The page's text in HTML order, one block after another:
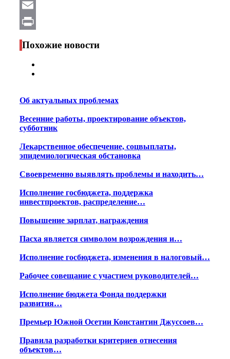
WhatsApp
Email
Print
Похожие новости
Об актуальных проблемах
Весенние работы, проектирование объектов,
субботник
Лекарственное обеспечение, соцвыплаты,
эпидемиологическая обстановка
Своевременно выявлять проблемы и находить…
Исполнение госбюджета, поддержка
инвестпроектов, распределение…
Повышение зарплат, награждения
Пасха является символом возрождения и…
Исполнение госбюджета, изменения в налоговый…
Рабочее совещание с участием руководителей…
Исполнение бюджета Фонда поддержки
развития…
Премьер Южной Осетии Константин Джуссоев…
Правила разработки критериев отнесения
объектов…